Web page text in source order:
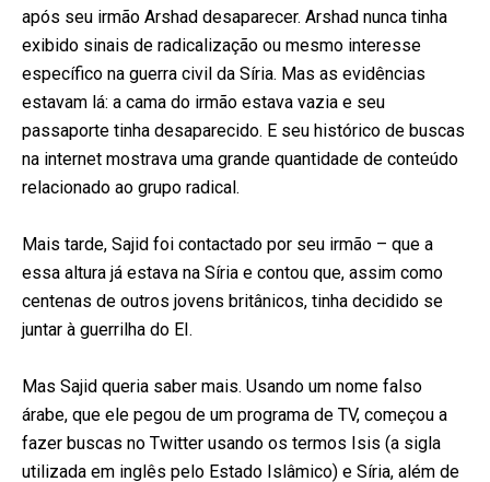
após seu irmão Arshad desaparecer. Arshad nunca tinha
exibido sinais de radicalização ou mesmo interesse
específico na guerra civil da Síria. Mas as evidências
estavam lá: a cama do irmão estava vazia e seu
passaporte tinha desaparecido. E seu histórico de buscas
na internet mostrava uma grande quantidade de conteúdo
relacionado ao grupo radical.
Mais tarde, Sajid foi contactado por seu irmão – que a
essa altura já estava na Síria e contou que, assim como
centenas de outros jovens britânicos, tinha decidido se
juntar à guerrilha do EI.
Mas Sajid queria saber mais. Usando um nome falso
árabe, que ele pegou de um programa de TV, começou a
fazer buscas no Twitter usando os termos Isis (a sigla
utilizada em inglês pelo Estado Islâmico) e Síria, além de